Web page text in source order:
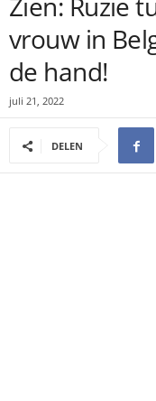
vrouw in
de hand!
juli 21, 2022
DELEN